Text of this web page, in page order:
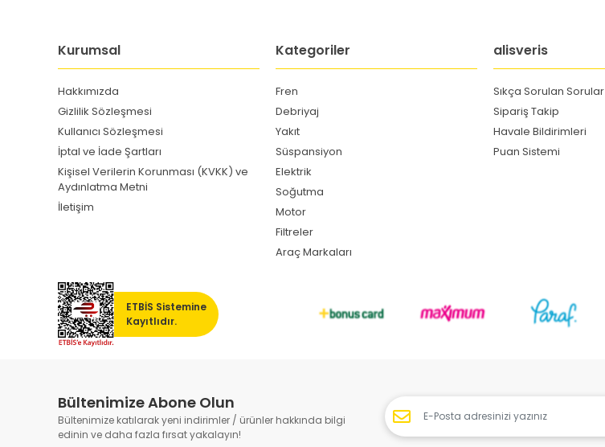
Kurumsal
Hakkımızda
Gizlilik Sözleşmesi
Kullanıcı Sözleşmesi
İptal ve İade Şartları
Kişisel Verilerin Korunması (KVKK) ve
Aydınlatma Metni
İletişim
Kategoriler
Fren
Debriyaj
Yakıt
Süspansiyon
Elektrik
Soğutma
Motor
Filtreler
Araç Markaları
alisveris
Sıkça Sorulan Sorular
Sipariş Takip
Havale Bildirimleri
Puan Sistemi
ETBİS Sistemine
Kayıtlıdır.
Bültenimize Abone Olun
Bültenimize katılarak yeni indirimler / ürünler hakkında bilgi
edinin ve daha fazla fırsat yakalayın!